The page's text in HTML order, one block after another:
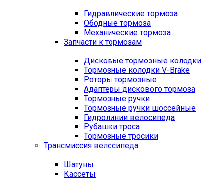
Гидравлические тормоза
Ободные тормоза
Механические тормоза
Запчасти к тормозам
Дисковые тормозные колодки
Тормозные колодки V-Brake
Роторы тормозные
Адаптеры дискового тормоза
Тормозные ручки
Тормозные ручки шоссейные
Гидролинии велосипеда
Рубашки троса
Тормозные тросики
Трансмиссия велосипеда
Шатуны
Кассеты